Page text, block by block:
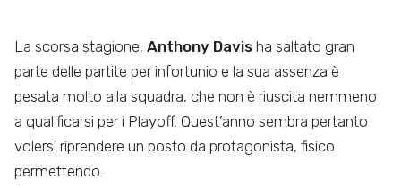
La scorsa stagione, Anthony Davis ha saltato gran
parte delle partite per infortunio e la sua assenza è
pesata molto alla squadra, che non è riuscita nemmeno
a qualificarsi per i Playoff. Quest’anno sembra pertanto
volersi riprendere un posto da protagonista, fisico
permettendo.